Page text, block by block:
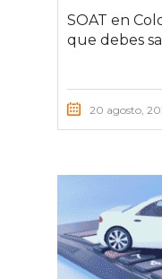
SOAT en
que debes
20 agosto,